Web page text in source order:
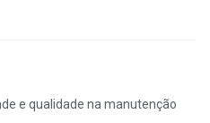
e qualidade na manutenção